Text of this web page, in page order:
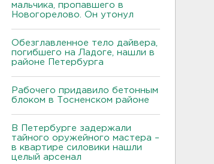
мальчика, пропавшего в
Новогорелово. Он утонул
Обезглавленное тело дайвера,
погибшего на Ладоге, нашли в
районе Петербурга
Рабочего придавило бетонным
блоком в Тосненском районе
В Петербурге задержали
тайного оружейного мастера –
в квартире силовики нашли
целый арсенал